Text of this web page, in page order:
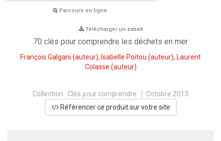
Parcourir en ligne
Télécharger un extrait
70 clés pour comprendre les déchets en mer
François Galgani (auteur), Isabelle Poitou (auteur), Laurent
Colasse (auteur)
Collection : Clés pour comprendre
Octobre 2013
Référencer ce produit sur votre site